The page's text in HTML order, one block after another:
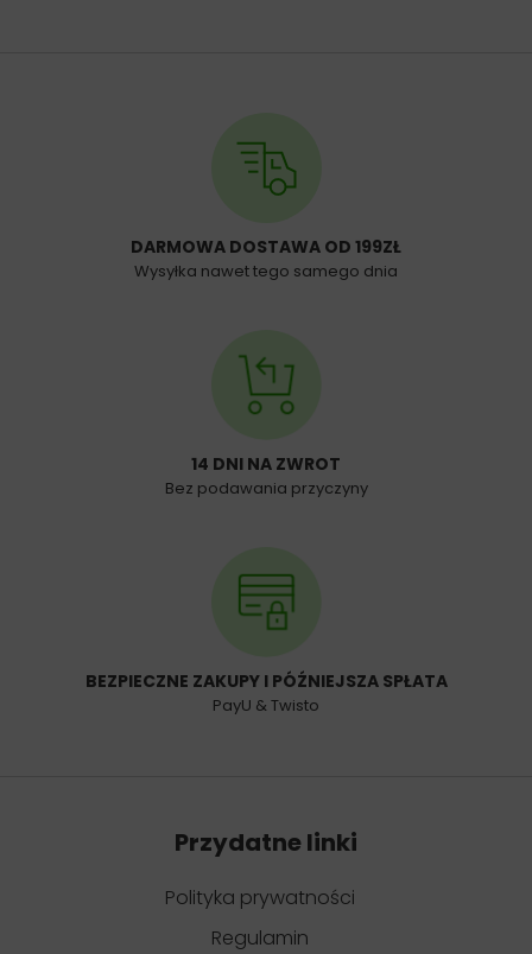
DARMOWA DOSTAWA OD 199ZŁ
Wysyłka nawet tego samego dnia
14 DNI NA ZWROT
Bez podawania przyczyny
BEZPIECZNE ZAKUPY I PÓŹNIEJSZA SPŁATA
PayU & Twisto
Przydatne linki
Polityka prywatności
Regulamin